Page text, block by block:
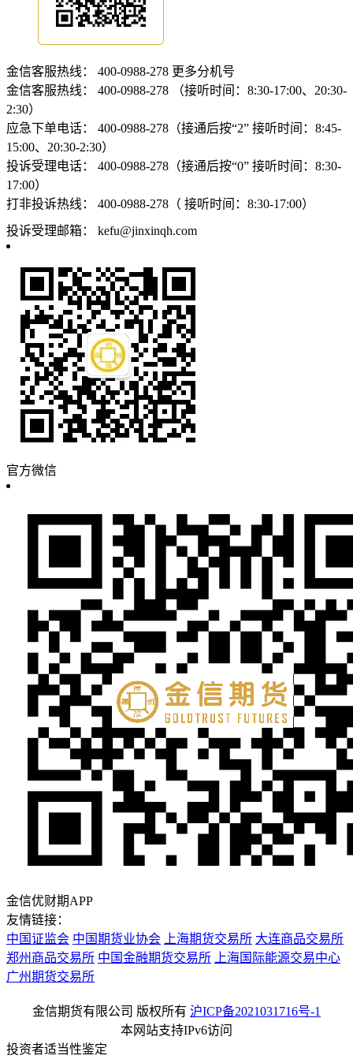
金信客服热线： 400-0988-278 更多分机号
金信客服热线：
400-0988-278 （接听时间：8:30-17:00、20:30-
2:30）
应急下单电话：
400-0988-278（接通后按“2” 接听时间：8:45-
15:00、20:30-2:30）
投诉受理电话：
400-0988-278（接通后按“0” 接听时间：8:30-
17:00）
打非投诉热线：
400-0988-278（ 接听时间：8:30-17:00）
投诉受理邮箱：
kefu@jinxinqh.com
官方微信
金信优财期APP
友情链接：
中国证监会 中国期货业协会 上海期货交易所 大连商品交易所
郑州商品交易所 中国金融期货交易所
上海国际能源交易中心
广州期货交易所
金信期货有限公司 版权所有 沪ICP备2021031716号-1
本网站支持IPv6访问
投资者适当性鉴定